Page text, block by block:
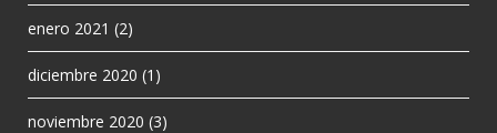
enero 2021 (2)
diciembre 2020 (1)
noviembre 2020 (3)